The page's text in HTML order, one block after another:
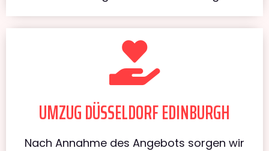
UMZUG DÜSSELDORF EDINBURGH
Nach Annahme des Angebots sorgen wir